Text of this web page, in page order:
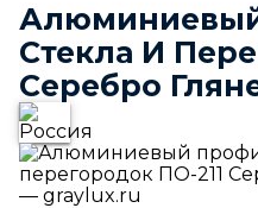
Стекла И
Серебро